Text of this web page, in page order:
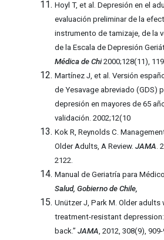
Hoyl T, et al. Depresión en el
evaluación preliminar de la
instrumento de tamizaje, de la
de la Escala de Depresión
Médica de Chi2000;128(11),
Martínez J, et al. Versión
de Yesavage abreviado (GDS)
depresión en mayores de 65
validación. 2002;12(10
Kok R, Reynolds C.
Older Adults, A Review.JAMA.
2122.
Manual de Geriatría para
Salud, Gobierno de Chile,
Unützer J, Park M. Older adults
treatment-resistant
back.”JAMA, 2012, 308(9), 909-